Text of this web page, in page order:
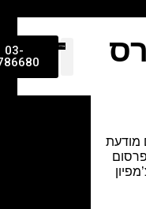
03-
9786680